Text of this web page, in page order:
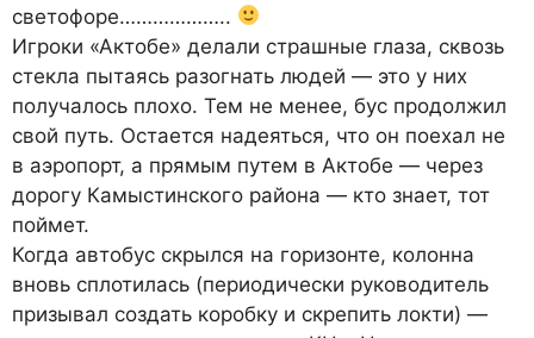
светофоре………………..
Игроки «Актобе» делали страшные глаза, сквозь
стекла пытаясь разогнать людей — это у них
получалось плохо. Тем не менее, бус продолжил
свой путь. Остается надеяться, что он поехал не
в аэропорт, а прямым путем в Актобе — через
дорогу Камыстинского района — кто знает, тот
поймет.
Когда автобус скрылся на горизонте, колонна
вновь сплотилась (периодически руководитель
призывал создать коробку и скрепить локти) —